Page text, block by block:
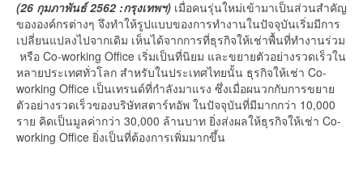
(26 กุมภาพันธ์ 2562 :กรุงเทพฯ) เมื่อคนรุ่นใหม่เข้ามาเป็นส่วนสำคัญ
ขององค์กรต่างๆ จึงทำให้รูปแบบของการทำงานในปัจจุบันเริ่มมีการ
เปลี่ยนแปลงไปจากเดิม เห็นได้จากการที่ธุรกิจให้เช่าพื้นที่ทำงานร่วม
หรือ Co-working Office เริ่มเป็นที่นิยม และขยายตัวอย่างรวดเร็วใน
หลายประเทศทั่วโลก สำหรับในประเทศไทยนั้น ธุรกิจให้เช่า Co-
working Office เป็นเทรนด์ที่กำลังมาแรง ซึ่งเมื่อผนวกกับการขยาย
ตัวอย่างรวดเร็วของบริษัทสตาร์ทอัพ ในปัจจุบันที่มีมากกว่า 10,000
ราย คิดเป็นมูลค่ากว่า 30,000 ล้านบาท ยิ่งส่งผลให้ธุรกิจให้เช่า Co-
working Office ยิ่งเป็นที่ต้องการเพิ่มมากขึ้น